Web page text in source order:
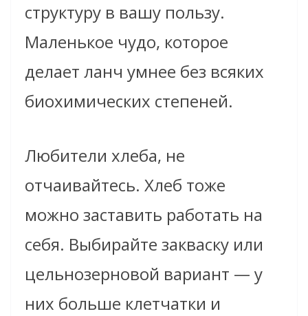
структуру в вашу пользу.
Маленькое чудо, которое
делает ланч умнее без всяких
биохимических степеней.
Любители хлеба, не
отчаивайтесь. Хлеб тоже
можно заставить работать на
себя. Выбирайте закваску или
цельнозерновой вариант — у
них больше клетчатки и